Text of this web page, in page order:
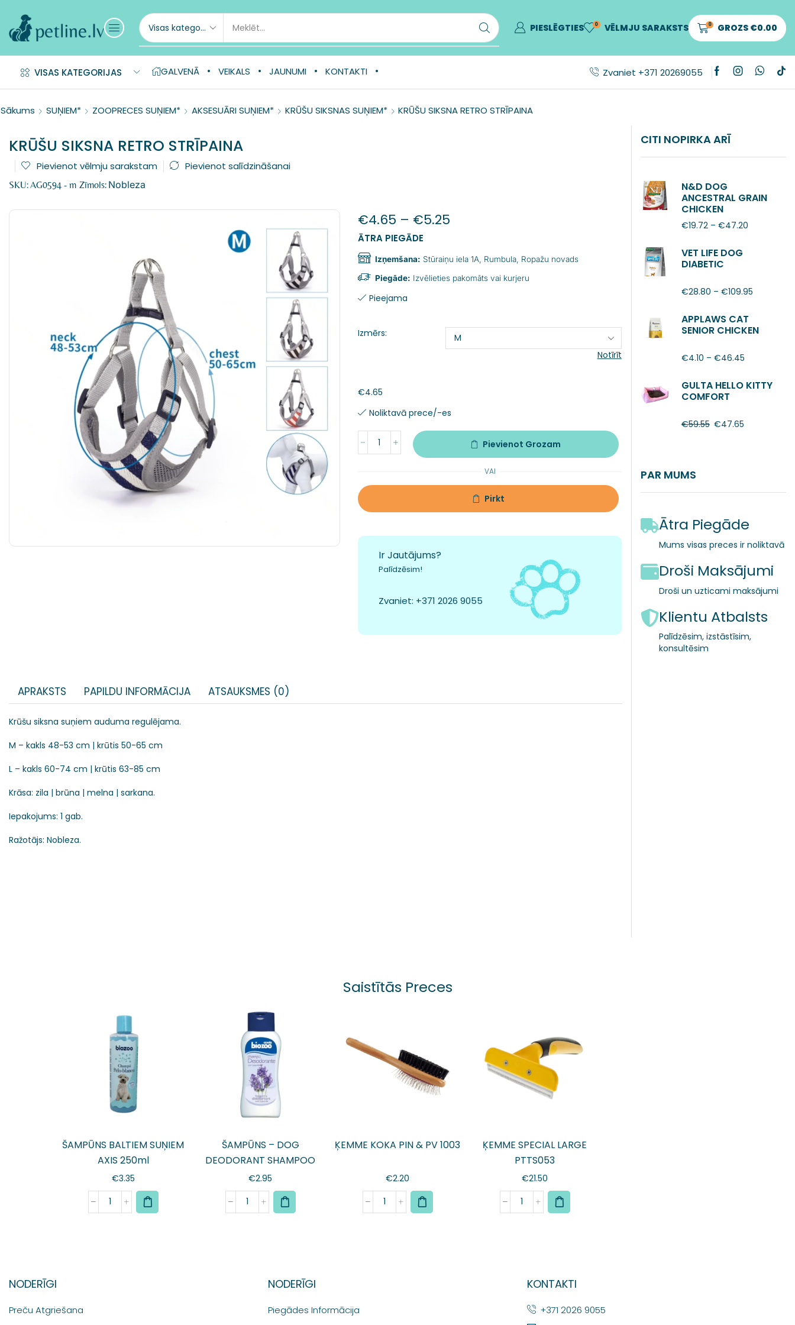
PIESLĒGTIES 0 VĒLMJU SARAKSTS 0 GROZS €0.00
VISAS KATEGORIJAS GALVENĀ VEIKALS JAUNUMI KONTAKTI Zvaniet +371 20269055
Sākums SUŅIEM* ZOOPRECES SUŅIEM* AKSESUĀRI SUŅIEM* KRŪŠU SIKSNAS SUŅIEM* KRŪŠU SIKSNA RETRO STRĪPAINA
KRŪŠU SIKSNA RETRO STRĪPAINA
Pievienot vēlmju sarakstam Pievienot salīdzināšanai
SKU:AG0594 - m Zīmols: Nobleza
€4.65 – €5.25
ĀTRA PIEGĀDE
Izņemšana: Stūraiņu iela 1A, Rumbula, Ropažu novads
Piegāde: Izvēlieties pakomāts vai kurjeru
Pieejama
Izmērs:
Notīrīt
€4.65
Noliktavā prece/-es
Pievienot Grozam
VAI
Pirkt
Ir Jautājums?
Palīdzēsim!
Zvaniet: +371 2026 9055
APRAKSTS PAPILDU INFORMĀCIJA ATSAUKSMES (0)
Krūšu siksna suņiem auduma regulējama.
M – kakls 48-53 cm | krūtis 50-65 cm
L – kakls 60-74 cm | krūtis 63-85 cm
Krāsa: zila | brūna | melna | sarkana.
Iepakojums: 1 gab.
Ražotājs: Nobleza.
CITI NOPIRKA ARĪ
N&D DOG
ANCESTRAL GRAIN
CHICKEN
POMEGRANATE
ADULT MINI
€19.72 – €47.20
VET LIFE DOG
DIABETIC
€28.80 – €109.95
APPLAWS CAT
SENIOR CHICKEN
€4.10 – €46.45
GULTA HELLO KITTY
COMFORT
€59.55 €47.65
PAR MUMS
Ātra Piegāde
Mums visas preces ir noliktavā
Droši Maksājumi
Droši un uzticami maksājumi
Klientu Atbalsts
Palīdzēsim, izstāstīsim,
konsultēsim
Saistītās Preces
ŠAMPŪNS BALTIEM SUŅIEM
AXIS 250ml
€3.35
ŠAMPŪNS – DOG
DEODORANT SHAMPOO
250ml
€2.95
ĶEMME KOKA PIN & PV 1003
€2.20
ĶEMME SPECIAL LARGE
PTTS053
€21.50
NODERĪGI
Preču Atgriešana
NODERĪGI
Piegādes Informācija
KONTAKTI
+371 2026 9055